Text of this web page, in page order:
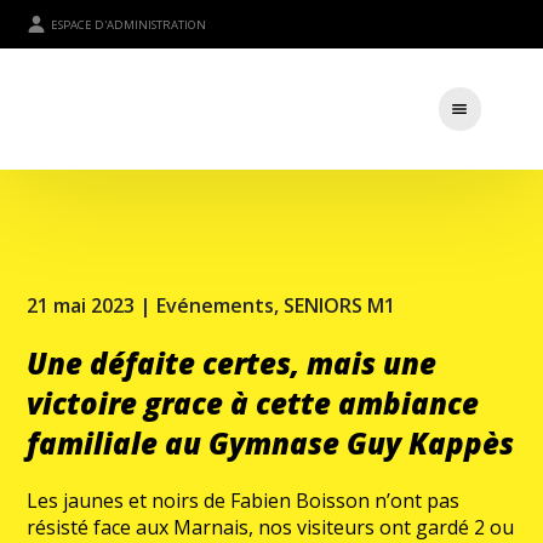
ESPACE D'ADMINISTRATION
21 mai 2023 | Evénements, SENIORS M1
Une défaite certes, mais une
victoire grace à cette ambiance
familiale au Gymnase Guy Kappès
Les jaunes et noirs de Fabien Boisson n’ont pas
résisté face aux Marnais, nos visiteurs ont gardé 2 ou